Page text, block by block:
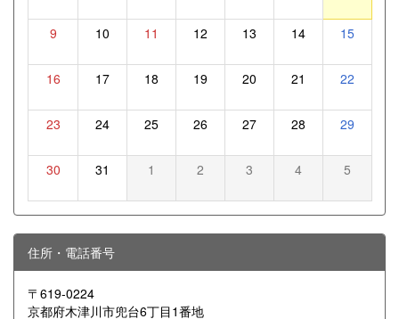
9 10 11 12 13 14 15
16 17 18 19 20 21 22
23 24 25 26 27 28 29
30 31 1 2 3 4 5
住所・電話番号
〒619-0224
京都府木津川市兜台6丁目1番地